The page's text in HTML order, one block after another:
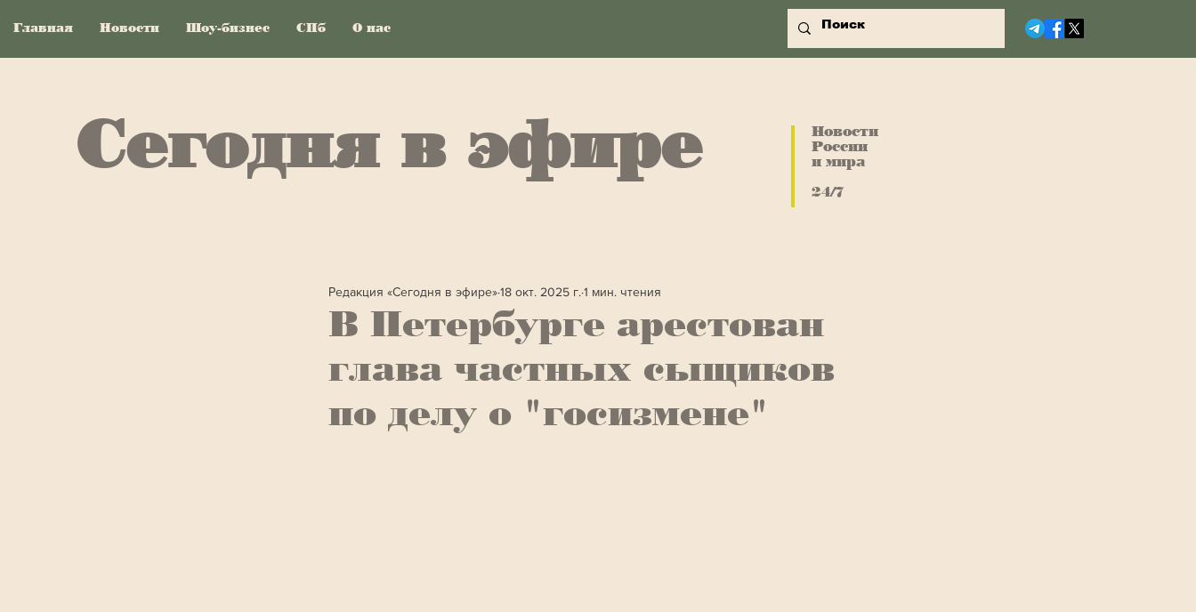
Главная Новости Шоу-бизнес СПб О нас
Сегодня в эфире
Новости
России
и мира
24/7
В Петербурге арестован
глава частных сыщиков
по делу о "госизмене"
Редакция «Сегодня в эфире»18 окт. 2025 г. 1 мин. чтения